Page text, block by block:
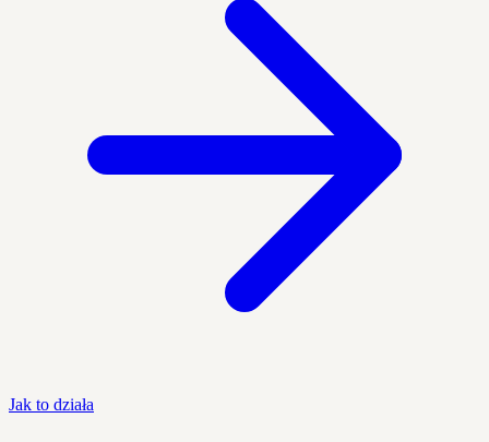
Jak to działa